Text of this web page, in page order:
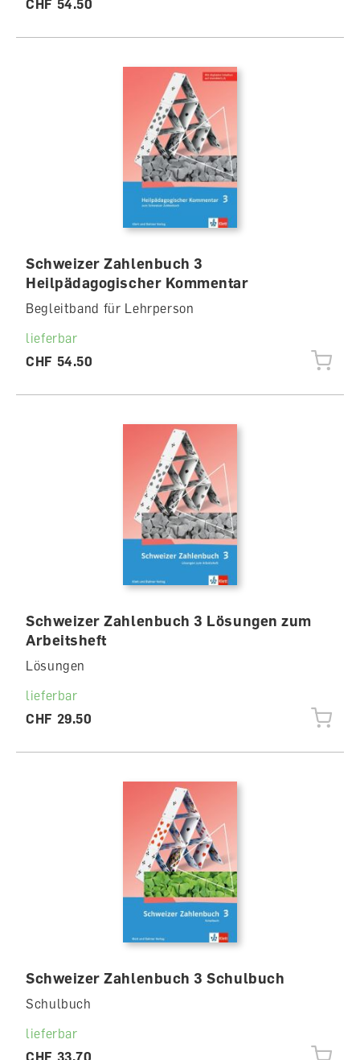
CHF 54.50
Schweizer Zahlenbuch 3
Heilpädagogischer Kommentar
Begleitband für Lehrperson
lieferbar
CHF 54.50
Schweizer Zahlenbuch 3 Lösungen zum
Arbeitsheft
Lösungen
lieferbar
CHF 29.50
Schweizer Zahlenbuch 3 Schulbuch
Schulbuch
lieferbar
CHF 33.70